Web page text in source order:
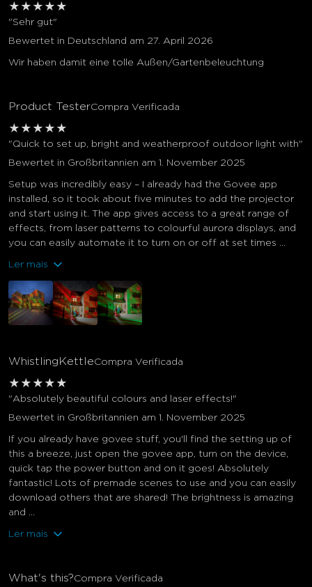
★ ★ ★ ★ ★
"Sehr gut"
Bewertet in Deutschland am 27. April 2026
Wir haben damit eine tolle Außen/Gartenbeleuchtung
Product TesterCompra Verificada
★ ★ ★ ★ ★
"Quick to set up, bright and weatherproof outdoor light with"
Bewertet in Großbritannien am 1. November 2025
Setup was incredibly easy – I already had the Govee app
installed, so it took about five minutes to add the projector
and start using it. The app gives access to a great range of
effects, from laser patterns to colourful aurora displays, and
you can easily automate it to turn on or off at set times ...
Ler mais
WhistlingKettleCompra Verificada
★ ★ ★ ★ ★
"Absolutely beautiful colours and laser effects!"
Bewertet in Großbritannien am 1. November 2025
If you already have govee stuff, you'll find the setting up of
this a breeze, just open the govee app, turn on the device,
quick tap the power button and on it goes! Absolutely
fantastic! Lots of premade scenes to use and you can easily
download others that are shared! The brightness is amazing
and ...
Ler mais
What's this?Compra Verificada